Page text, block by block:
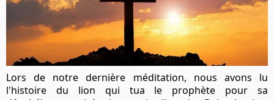
Lors de notre dernière méditation, nous avons lu
l'histoire du lion qui tua le prophète pour sa